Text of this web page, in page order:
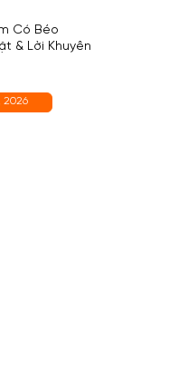
Có Béo
& Lời Khuyên
2026